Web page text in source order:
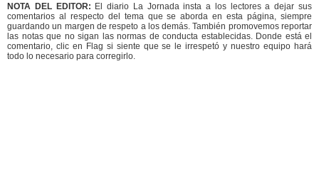
NOTA DEL EDITOR: El diario La Jornada insta a los lectores a dejar sus
comentarios al respecto del tema que se aborda en esta página, siempre
guardando un margen de respeto a los demás. También promovemos reportar
las notas que no sigan las normas de conducta establecidas. Donde está el
comentario, clic en Flag si siente que se le irrespetó y nuestro equipo hará
todo lo necesario para corregirlo.